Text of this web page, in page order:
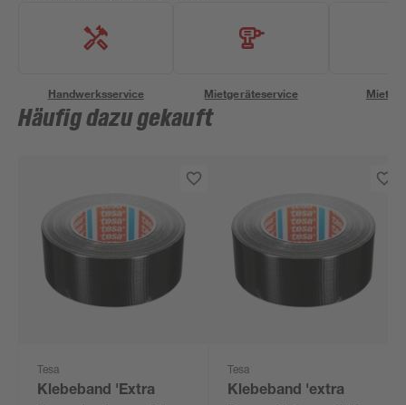
Handwerksservice Mietgeräteservice
Häufig dazu gekauft
Tesa
Klebeband 'Extra
Tesa
Klebeband 'extra